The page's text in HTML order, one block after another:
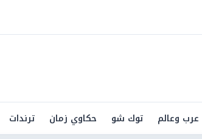
عرب وعالم توك شو حكاوي زمان ترندات